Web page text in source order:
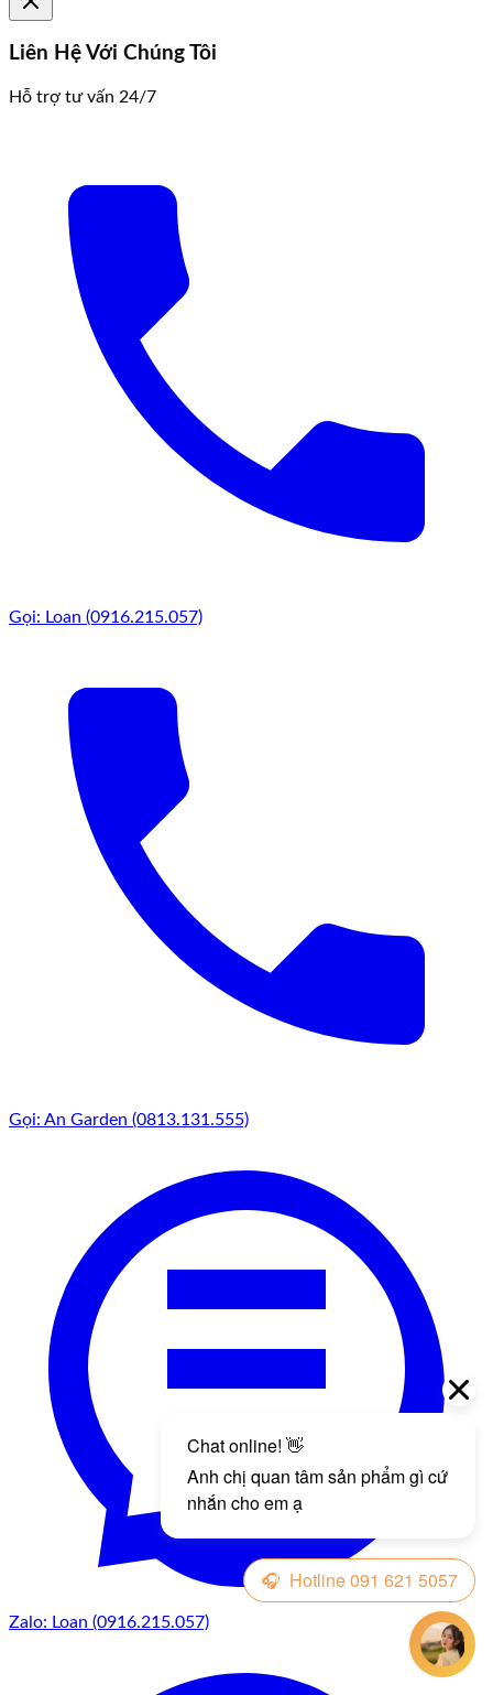
Liên Hệ Với Chúng Tôi
Hỗ trợ tư vấn 24/7
Gọi: Loan (0916.215.057)
Gọi: An Garden (0813.131.555)
Zalo: Loan (0916.215.057)